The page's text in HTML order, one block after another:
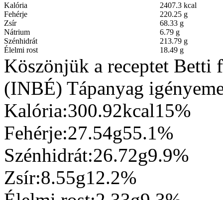
Kalória
2407.3 kcal
Fehérje
220.25 g
Zsír
68.33 g
Nátrium
6.79 g
Szénhidrát
213.79 g
Élelmi rost
18.49 g
Köszönjük a receptet Betti
(INBÉ) Tápanyag
Kalória:300.92kcal15%
Fehérje:27.54g55.1%
Szénhidrát:26.72g9.9%
Zsír:8.55g12.2%